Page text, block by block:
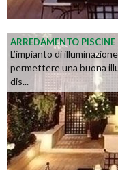
ARREDAMENTO PISCINE
L’impianto di
permettere una buona
dis...